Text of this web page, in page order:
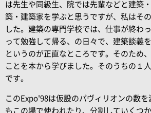
は先生や同級生、院では先輩などと建築
築・建築家を学ぶと思うですが、私はそ
した。建築の専門学校では、仕事が終わ
って勉強して帰る、の日々で、建築談義
というのが正直なところです。そのため
ことを本から学びました。そのうちの１
です。
このExpo'98は仮設のパヴィリオンの数を
もこの場で使われたり、分割していくつ